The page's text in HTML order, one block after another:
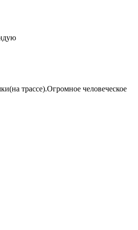
трассе).Огромное человеческое